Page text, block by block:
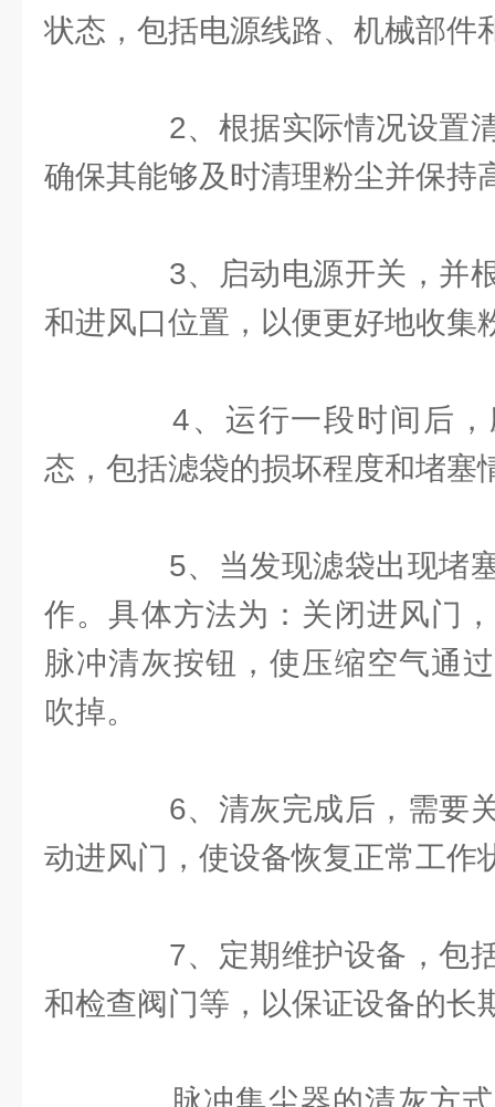
状态，包括电源线路、机械部件
2、根据实际情况设置清
确保其能够及时清理粉尘并保持
3、启动电源开关，并根
和进风口位置，以便更好地收集
4、运行一段时间后，
态，包括滤袋的损坏程度和堵塞
5、当发现滤袋出现堵塞
作。具体方法为：关闭进风门
脉冲清灰按钮，使压缩空气通
吹掉。
6、清灰完成后，需要关
动进风门，使设备恢复正常工作
7、定期维护设备，包括
和检查阀门等，以保证设备的长